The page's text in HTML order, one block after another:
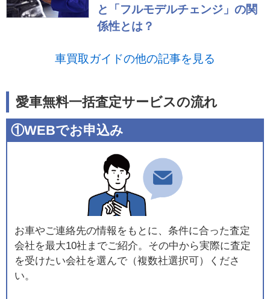
と「フルモデルチェンジ」の関
係性とは？
車買取ガイドの他の記事を見る
愛車無料一括査定サービスの流れ
①WEBでお申込み
お車やご連絡先の情報をもとに、条件に合った査定
会社を最大10社までご紹介。その中から実際に査定
を受けたい会社を選んで（複数社選択可）くださ
い。